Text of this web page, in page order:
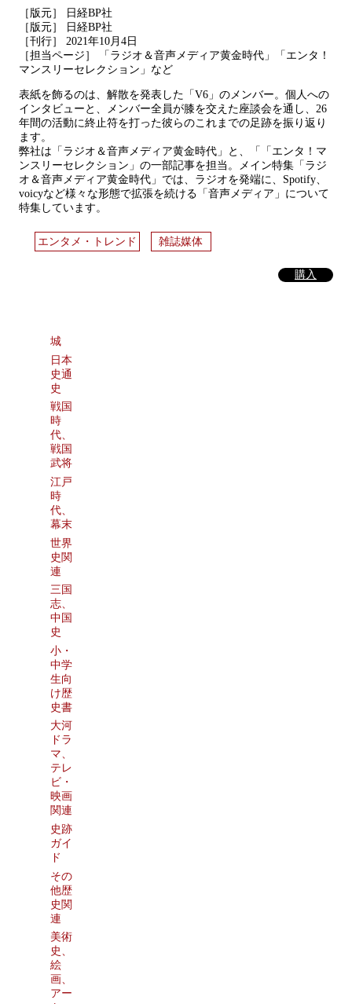
［版元］ 日経BP社
［版元］ 日経BP社
［刊行］ 2021年10月4日
［担当ページ］ 「ラジオ＆音声メディア黄金時代」「エンタ！
マンスリーセレクション」など
表紙を飾るのは、解散を発表した「V6」のメンバー。個人への
インタビューと、メンバー全員が膝を交えた座談会を通し、26
年間の活動に終止符を打った彼らのこれまでの足跡を振り返り
ます。
弊社は「ラジオ＆音声メディア黄金時代」と、「「エンタ！マ
ンスリーセレクション」の一部記事を担当。メイン特集「ラジ
オ＆音声メディア黄金時代」では、ラジオを発端に、Spotify、
voicyなど様々な形態で拡張を続ける「音声メディア」について
特集しています。
エンタメ・トレンド 雑誌媒体
購入
城
日本
史通
史
戦国
時
代、
戦国
武将
江戸
時
代、
幕末
世界
史関
連
三国
志、
中国
史
小・
中学
生向
け歴
史書
大河
ドラ
マ、
テレ
ビ・
映画
関連
史跡
ガイ
ド
その
他歴
史関
連
美術
史、
絵
画、
アー